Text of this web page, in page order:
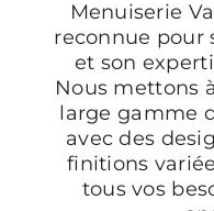
Menuiserie
reconnue pour
et son
Nous mettons
large gamme
avec des
finitions
tous vos